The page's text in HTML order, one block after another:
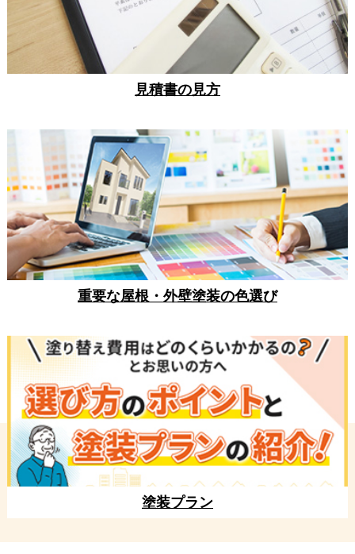
見積書の見方
重要な屋根・外壁塗装の色選び
塗装プラン